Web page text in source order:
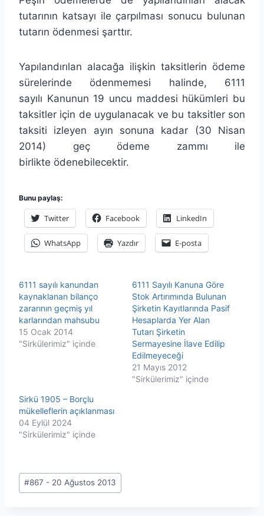
tutarının katsayı ile çarpılması sonucu bulunan
tutarın ödenmesi şarttır.
Yapılandırılan alacağa ilişkin taksitlerin ödeme
sürelerinde ödenmemesi halinde, 6111
sayılı Kanunun 19 uncu maddesi hükümleri bu
taksitler için de uygulanacak ve bu taksitler son
taksiti izleyen ayın sonuna kadar (30 Nisan
2014) geç ödeme zammı ile
birlikte ödenebilecektir.
Bunu paylaş:
Twitter Facebook LinkedIn
WhatsApp Yazdır E-posta
6111 sayılı kanundan
kaynaklanan bilanço
zararının geçmiş yıl
karlarından mahsubu
15 Ocak 2014
"Sirkülerimiz" içinde
6111 Sayılı Kanuna Göre
Stok Artırımında Bulunan
Şirketin Kayıtlarında Pasif
Hesaplarda Yer Alan
Tutarı Şirketin
Sermayesine İlave Edilip
Edilmeyeceği
21 Mayıs 2012
"Sirkülerimiz" içinde
Sirkü 1905 – Borçlu
mükelleflerin açıklanması
04 Eylül 2024
"Sirkülerimiz" içinde
Post
Tags:
#867 - 20 Ağustos 2013